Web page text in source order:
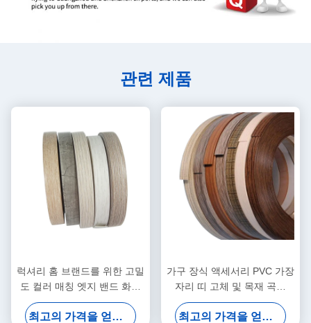
관련 제품
럭셔리 홈 브랜드를 위한 고밀
도 컬러 매칭 엣지 밴드 화이
트 엣지 밴딩 협력 모델
최고의 가격을 얻으십시오
가구 장식 액세서리 PVC 가장
자리 띠 고체 및 목재 곡물
PVC 가장자리 띠 테이프 플라
스틱 테이블 가장자리 트림
최고의 가격을 얻으십시오